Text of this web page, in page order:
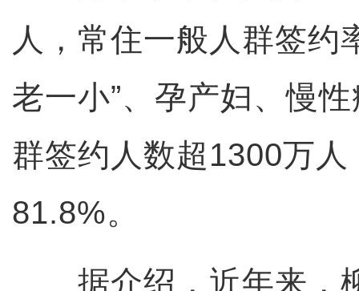
人，常住一般人群签约
老一小”、孕产妇、慢
群签约人数超1300万人
81.8%。
据介绍，近年来，